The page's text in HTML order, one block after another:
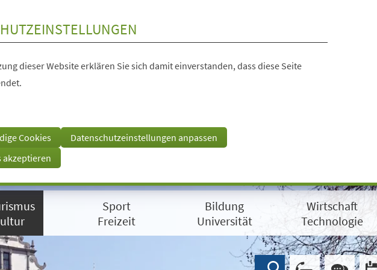
dieser Website erklären Sie sich damit einverstanden, dass diese Seite
Cookies
Datenschutzeinstellungen anpassen
akzeptieren
Sport
Freizeit
Bildung
Universität
Wirtschaft
Technologie